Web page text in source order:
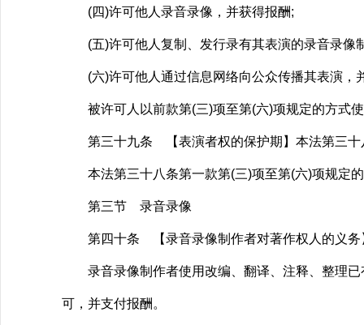
(四)许可他人录音录像，并获得报酬;
(五)许可他人复制、发行录有其表演的录音录像
(六)许可他人通过信息网络向公众传播其表演，
被许可人以前款第(三)项至第(六)项规定的方式使
第三十九条 【表演者权的保护期】本法第三十
本法第三十八条第一款第(三)项至第(六)项规定的
第三节 录音录像
第四十条 【录音录像制作者对著作权人的义务
录音录像制作者使用改编、翻译、注释、整理已
可，并支付报酬。